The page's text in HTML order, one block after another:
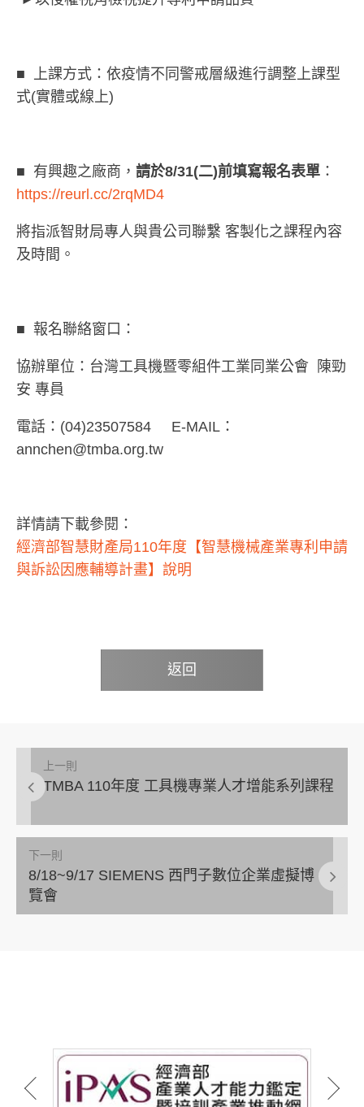
■ 上課方式：依疫情不同警戒層級進行調整上課型
式(實體或線上)
■ 有興趣之廠商， 請於8/31(二)前填寫報名表單 ：
https://reurl.cc/2rqMD4
將指派智財局專人與貴公司聯繫 客製化之課程內容
及時間。
■ 報名聯絡窗口：
協辦單位：台灣工具機暨零組件工業同業公會 陳勁
安 專員
電話：(04)23507584 E-MAIL：
annchen@tmba.org.tw
詳情請下載參閱：
經濟部智慧財產局110年度【智慧機械產業專利申請
與訴訟因應輔導計畫】說明
返回
上一則
TMBA 110年度 工具機專業人才增能系列課程
下一則
8/18~9/17 SIEMENS 西門子數位企業虛擬博
覽會